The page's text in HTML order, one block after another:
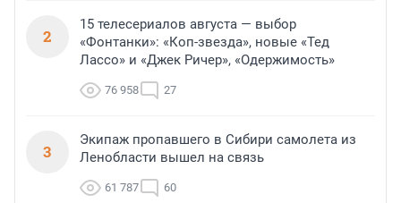
2
15 телесериалов августа — выбор
«Фонтанки»: «Коп-звезда», новые «Тед
Лассо» и «Джек Ричер», «Одержимость»
76 958 27
3
Экипаж пропавшего в Сибири самолета из
Ленобласти вышел на связь
61 787 60